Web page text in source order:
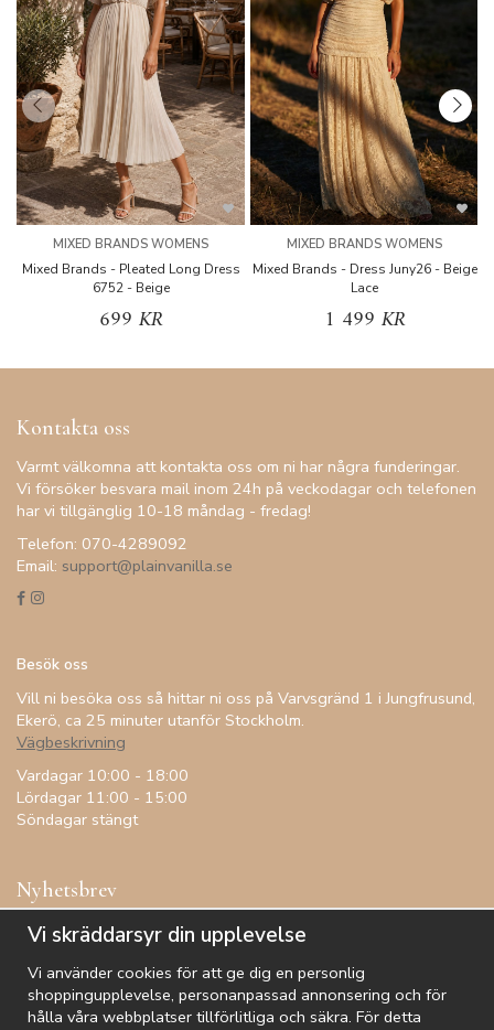
MIXED BRANDS WOMENS
Mixed Brands - Pleated Long Dress
6752 - Beige
699 KR
MIXED BRANDS WOMENS
Mixed Brands - Dress Juny26 - Beige
Lace
1 499 KR
Kontakta oss
Varmt välkomna att kontakta oss om ni har några funderingar.
Vi försöker besvara mail inom 24h på veckodagar och telefonen
har vi tillgänglig 10-18 måndag - fredag!
Telefon: 070-4289092
Email: support@plainvanilla.se
Besök oss
Vill ni besöka oss så hittar ni oss på Varvsgränd 1 i Jungfrusund,
Ekerö, ca 25 minuter utanför Stockholm.
Vägbeskrivning
Vardagar 10:00 - 18:00
Lördagar 11:00 - 15:00
Söndagar stängt
Nyhetsbrev
Få inspiration, förtur till kampanjer, specialerbjudanden och
Vi skräddarsyr din upplevelse
Vi använder cookies för att ge dig en personlig
shoppingupplevelse, personanpassad annonsering och för
hålla våra webbplatser tillförlitliga och säkra. För detta